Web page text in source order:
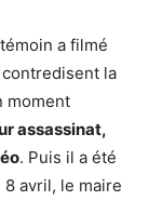
a filmé
la
moment
assassinat,
. Puis il a été
avril, le maire